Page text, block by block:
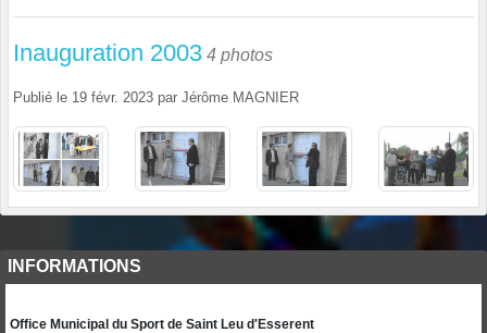
Inauguration 2003 4 photos
Publié le 19 févr. 2023 par Jérôme MAGNIER
INFORMATIONS
Office Municipal du Sport de Saint Leu d'Esserent